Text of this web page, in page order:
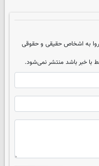
به اشخاص حقیقی و حقوقی
با خبر باشد منتشر نمی‌شود.